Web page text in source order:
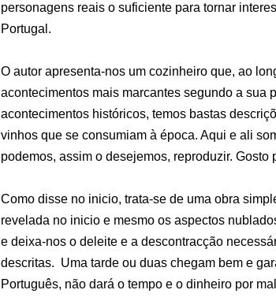
personagens reais o suficiente para tornar
Portugal.
O autor apresenta-nos um cozinheiro que, ao
acontecimentos mais marcantes segundo a sua
acontecimentos históricos, temos bastas
vinhos que se consumiam à época. Aqui e ali
podemos, assim o desejemos, reproduzir. Gosto
Como disse no inicio, trata-se de uma obra
revelada no inicio e mesmo os aspectos
e deixa-nos o deleite e a descontracção
descritas. Uma tarde ou duas chegam bem e
Português, não dará o tempo e o dinheiro por